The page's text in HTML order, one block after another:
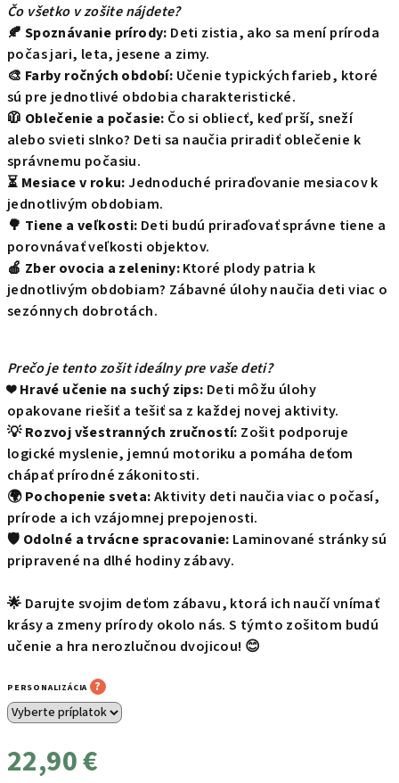
Čo všetko v zošite nájdete?
🍂 Spoznávanie prírody: Deti zistia, ako sa mení príroda
počas jari, leta, jesene a zimy.
🎨 Farby ročných období: Učenie typických farieb, ktoré
sú pre jednotlivé obdobia charakteristické.
🧥 Oblečenie a počasie: Čo si obliecť, keď prší, sneží
alebo svieti slnko? Deti sa naučia priradiť oblečenie k
správnemu počasiu.
⏳ Mesiace v roku:Jednoduché priraďovanie mesiacov k
jednotlivým obdobiam.
🌳 Tiene a veľkosti: Deti budú priraďovať správne tiene a
porovnávať veľkosti objektov.
🍎 Zber ovocia a zeleniny:Ktoré plody patria k
jednotlivým obdobiam? Zábavné úlohy naučia deti viac o
sezónnych dobrotách.
Prečo je tento zošit ideálny pre vaše deti?
❤️Hravé učenie na suchý zips: Deti môžu úlohy
opakovane riešiť a tešiť sa z každej novej aktivity.
💡Rozvoj všestranných zručností: Zošit podporuje
logické myslenie, jemnú motoriku a pomáha deťom
chápať prírodné zákonitosti.
🌍Pochopenie sveta:Aktivity deti naučia viac o počasí,
prírode a ich vzájomnej prepojenosti.
🛡️ Odolné a trvácne spracovanie: Laminované stránky sú
pripravené na dlhé hodiny zábavy.
🌟 Darujte svojim deťom zábavu, ktorá ich naučí vnímať
krásy a zmeny prírody okolo nás. S týmto zošitom budú
učenie a hra nerozlučnou dvojicou! 😊
PERSONALIZÁCIA ?
22,90 €